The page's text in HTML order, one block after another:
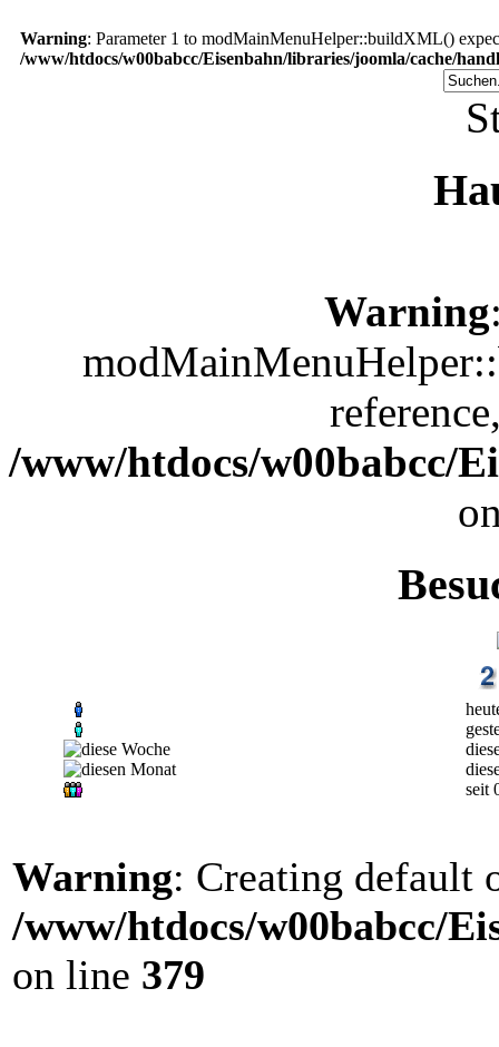
Warning: Parameter 1 to modMainMenuHelper::buildXML()
/www/htdocs/w00babcc/Eisenbahn/libraries/joomla/cache/
Warning
/www/htdocs/w00babcc/
seit
Warning: Creating default
/www/htdocs/w00babcc/
on line 379